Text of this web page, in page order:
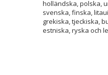
holländska, polska,
svenska, finska,
grekiska, tjeckiska,
estniska, ryska och